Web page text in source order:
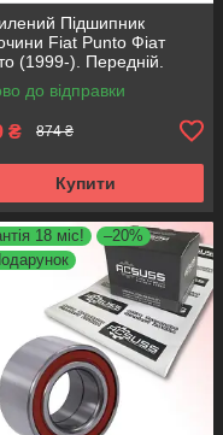
Підшипник
Fiat Punto Фіат
(1999-). Передній.
Корея! VKBA3538 ,
, 713690750
до відправки
₴ 874 ₴
Купити
18 міс!
–20%